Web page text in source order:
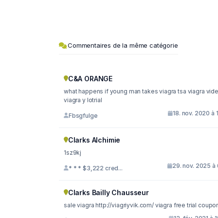
Commentaires de la même catégorie
C&A ORANGE
what happens if young man takes viagra tsa viagra
viagra y lotrial
Fbsgfulge 18. nov. 2020 à
Clarks Alchimie
1sz9kj
* * * $3,222 cred... 29. nov. 2025 à
Clarks Bailly Chausseur
sale viagra http://viagriyvik.com/ viagra free trial